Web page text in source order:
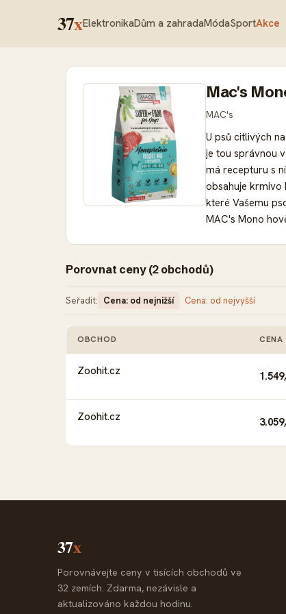
37xElektronikaDům a zahradaMódaSportAkce
Mac's
MAC's
U psů citlivých
je tou správnou
má recepturu s
obsahuje krmivo
které Vašemu
MAC's Mono
srst Bez
Porovnat ceny (2 obchodů)
Seřadit: Cena: od nejnižší Cena: od nejvyšší
OBCHOD CENA
Zoohit.cz
Zoohit.cz
37x
Porovnávejte ceny v tisících obchodů ve
32 zemích. Zdarma, nezávisle a
aktualizováno každou hodinu.